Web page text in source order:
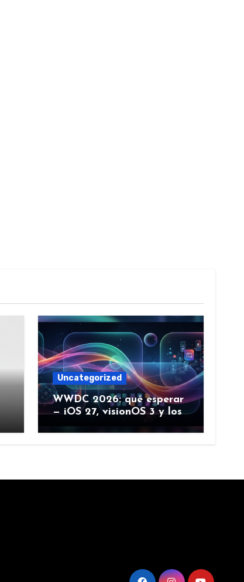
Uncategorized
WWDC 2026: qué esperar
— iOS 27, visionOS 3 y los
rumores creíbles